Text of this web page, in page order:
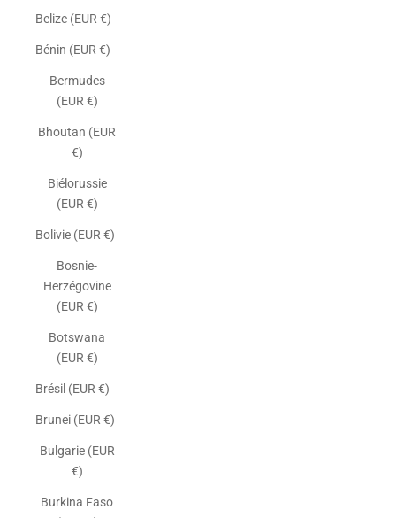
Belize (EUR €)
Bénin (EUR €)
Bermudes
(EUR €)
Bhoutan (EUR
€)
Biélorussie
(EUR €)
Bolivie (EUR €)
Bosnie-
Herzégovine
(EUR €)
Botswana
(EUR €)
Brésil (EUR €)
Brunei (EUR €)
Bulgarie (EUR
€)
Burkina Faso